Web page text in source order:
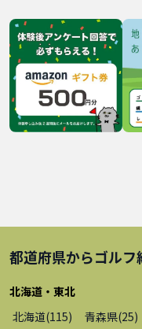
都道府県からゴルフ
北海道・東北
北海道(115) 青森県(25)